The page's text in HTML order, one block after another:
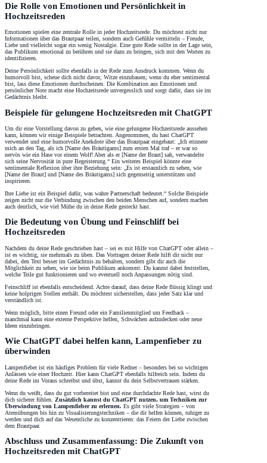
Die Rolle von Emotionen und Persönlichkeit in
Hochzeitsreden
Emotionen spielen eine zentrale Rolle in jeder Hochzeitsrede. Du möchtest nicht nur
Informationen über das Brautpaar teilen, sondern auch Gefühle vermitteln – Freude,
Liebe und vielleicht sogar ein wenig Nostalgie. Eine gute Rede sollte in der Lage sein,
das Publikum emotional zu berühren und sie dazu zu bringen, sich mit den Worten zu
identifizieren.
Deine Persönlichkeit sollte ebenfalls in der Rede zum Ausdruck kommen. Wenn du
humorvoll bist, scheue dich nicht davor, Witze einzubauen; wenn du eher sentimental
bist, lass diese Emotionen durchscheinen. Die Kombination aus Emotionen und
persönlicher Note macht eine Hochzeitsrede unvergesslich und sorgt dafür, dass sie im
Gedächtnis bleibt.
Beispiele für gelungene Hochzeitsreden mit ChatGPT
Um dir eine Vorstellung davon zu geben, wie eine gelungene Hochzeitsrede aussehen
kann, können wir einige Beispiele betrachten. Angenommen, du hast ChatGPT
verwendet und eine humorvolle Anekdote über das Brautpaar eingebaut: „Ich erinnere
mich an den Tag, als ich [Name des Bräutigams] zum ersten Mal traf – er war so
nervös wie ein Hase vor einem Wolf! Aber als er [Name der Braut] sah, verwandelte
sich seine Nervosität in pure Begeisterung.“ Ein weiteres Beispiel könnte eine
sentimentale Reflexion über ihre Beziehung sein: „Es ist erstaunlich zu sehen, wie
[Name der Braut] und [Name des Bräutigams] sich gegenseitig unterstützen und
inspirieren.
Ihre Liebe ist ein Beispiel dafür, was wahre Partnerschaft bedeutet.“ Solche Beispiele
zeigen nicht nur die Verbindung zwischen den beiden Menschen auf, sondern machen
auch deutlich, wie viel Mühe du in deine Rede gesteckt hast.
Die Bedeutung von Übung und Feinschliff bei
Hochzeitsreden
Nachdem du deine Rede geschrieben hast – sei es mit Hilfe von ChatGPT oder allein –
ist es wichtig, sie mehrmals zu üben. Das Vortragen deiner Rede hilft dir nicht nur
dabei, den Text besser im Gedächtnis zu behalten, sondern gibt dir auch die
Möglichkeit zu sehen, wie sie beim Publikum ankommt. Du kannst dabei feststellen,
welche Teile gut funktionieren und wo eventuell noch Anpassungen nötig sind.
Feinschliff ist ebenfalls entscheidend. Achte darauf, dass deine Rede flüssig klingt und
keine holprigen Stellen enthält. Du möchtest sicherstellen, dass jeder Satz klar und
verständlich ist.
Wenn möglich, bitte einen Freund oder ein Familienmitglied um Feedback –
manchmal kann eine externe Perspektive helfen, Schwächen aufzudecken oder neue
Ideen einzubringen.
Wie ChatGPT dabei helfen kann, Lampenfieber zu
überwinden
Lampenfieber ist ein häufiges Problem für viele Redner – besonders bei so wichtigen
Anlässen wie einer Hochzeit. Hier kann ChatGPT ebenfalls hilfreich sein. Indem du
deine Rede im Voraus schreibst und übst, kannst du dein Selbstvertrauen stärken.
Wenn du weißt, dass du gut vorbereitet bist und eine durchdachte Rede hast, wirst du
dich sicherer fühlen. Zusätzlich kannst du ChatGPT nutzen, um Techniken zur
Überwindung von Lampenfieber zu erlernen. Es gibt viele Strategien – von
Atemübungen bis hin zu Visualisierungstechniken – die dir helfen können, ruhiger zu
werden und dich auf das Wesentliche zu konzentrieren: das Feiern der Liebe zwischen
dem Brautpaar.
Abschluss und Zusammenfassung: Die Zukunft von
Hochzeitsreden mit ChatGPT